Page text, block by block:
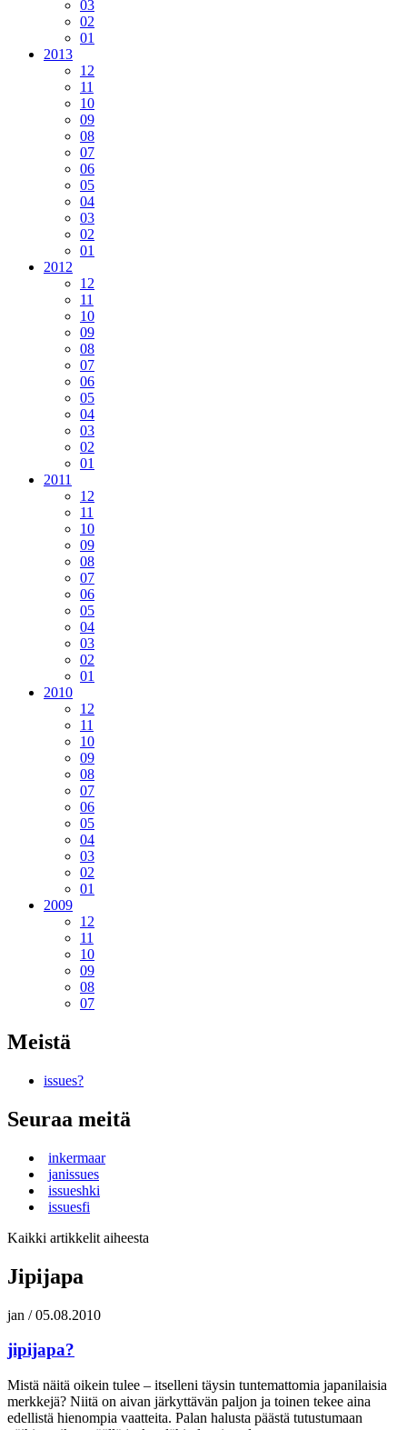
03
02
01
2013
12
11
10
09
08
07
06
05
04
03
02
01
2012
12
11
10
09
08
07
06
05
04
03
02
01
2011
12
11
10
09
08
07
06
05
04
03
02
01
2010
12
11
10
09
08
07
06
05
04
03
02
01
2009
12
11
10
09
08
07
Meistä
issues?
Seuraa meitä
inkermaar
janissues
issueshki
issuesfi
Kaikki artikkelit aiheesta
Jipijapa
jan /05.08.2010
jipijapa?
Mistä näitä oikein tulee – itselleni täysin tuntemattomia japanilaisia
merkkejä? Niitä on aivan järkyttävän paljon ja toinen tekee aina
edellistä hienompia vaatteita. Palan halusta päästä tutustumaan